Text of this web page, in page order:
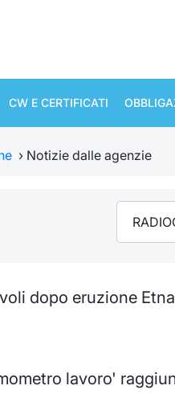
CW E CERTIFICATI
› Notizie dalle agenzie
dopo eruzione Etna
lavoro'